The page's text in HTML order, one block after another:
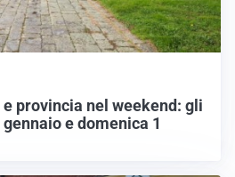
provincia nel weekend: gli
e domenica 1